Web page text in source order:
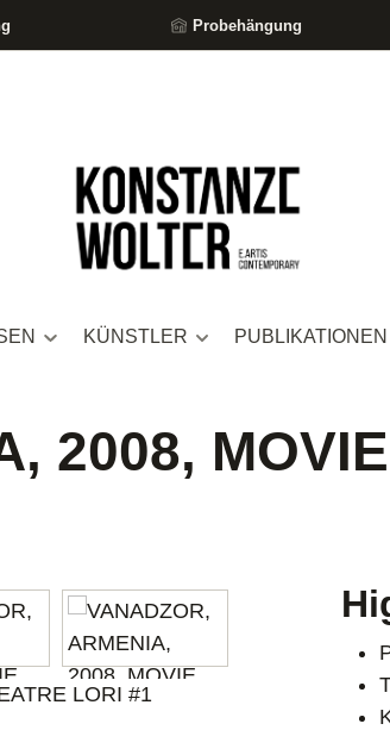
Probehängung
KÜNSTLER PUBLIKATIONEN
2008,